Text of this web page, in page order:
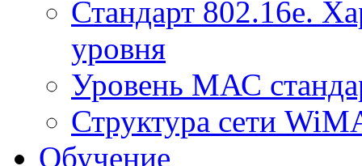
Стандарт 802.16е.
уровня
Уровень МАС
Структура сети
Обучение